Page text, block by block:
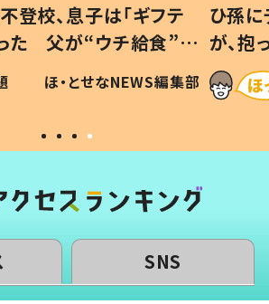
レデレな80歳じいじ
すると…ひ孫の反応に
ました」「可愛くて仕方な
ほ・とせなNEWS編集部
SNS